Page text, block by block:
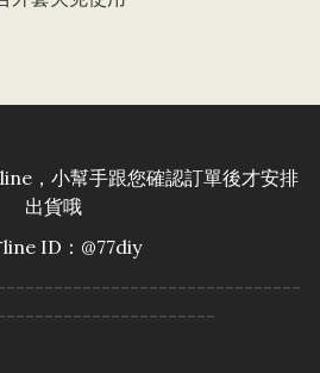
，小幫手跟您確認訂單後才安排
出貨哦
ID：@77diy